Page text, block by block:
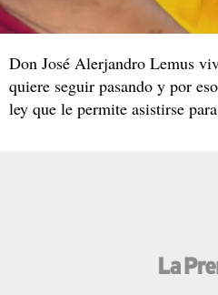
Don José Alerjandro Lemus
quiere seguir pasando y por
ley que le permite asistirse